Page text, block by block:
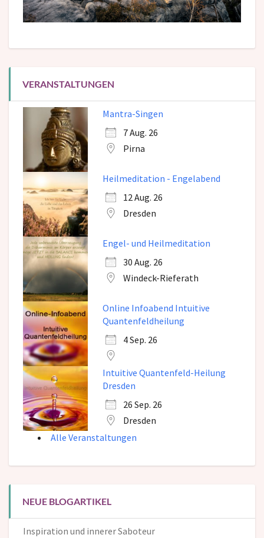
VERANSTALTUNGEN
Mantra-Singen
7 Aug. 26
Pirna
Heilmeditation - Engelabend
12 Aug. 26
Dresden
Engel- und Heilmeditation
30 Aug. 26
Windeck-Rieferath
Online Infoabend Intuitive
Quantenfeldheilung
4 Sep. 26
Intuitive Quantenfeld-Heilung
Dresden
26 Sep. 26
Dresden
Alle Veranstaltungen
NEUE BLOGARTIKEL
Inspiration und innerer Saboteur